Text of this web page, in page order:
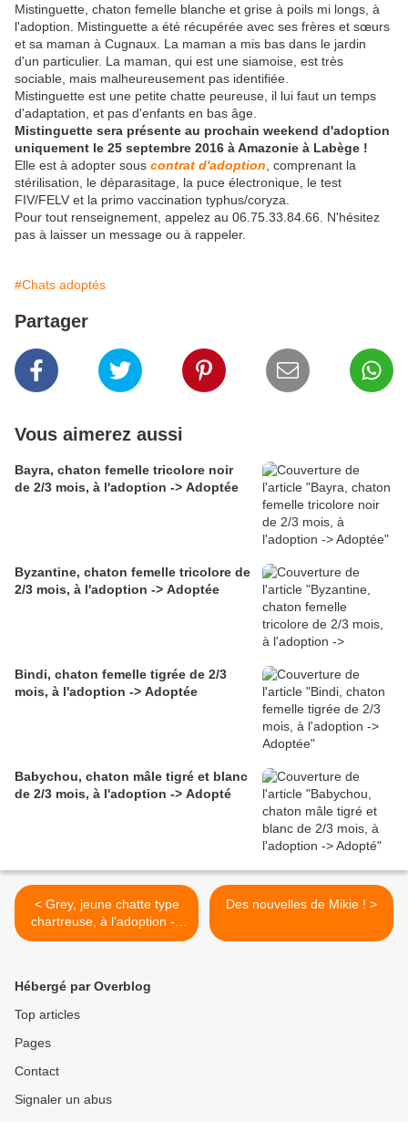
Mistinguette, chaton femelle blanche et grise à poils mi longs, à
l'adoption. Mistinguette a été récupérée avec ses frères et sœurs
et sa maman à Cugnaux. La maman a mis bas dans le jardin
d'un particulier. La maman, qui est une siamoise, est très
sociable, mais malheureusement pas identifiée.
Mistinguette est une petite chatte peureuse, il lui faut un temps
d'adaptation, et pas d'enfants en bas âge.
Mistinguette sera présente au prochain weekend d'adoption
uniquement le 25 septembre 2016 à Amazonie à Labège !
Elle est à adopter sous contrat d'adoption , comprenant la
stérilisation, le déparasitage, la puce électronique, le test
FIV/FELV et la primo vaccination typhus/coryza.
Pour tout renseignement, appelez au 06.75.33.84.66. N'hésitez
pas à laisser un message ou à rappeler.
#Chats adoptés
Partager
Vous aimerez aussi
Bayra, chaton femelle tricolore noir
de 2/3 mois, à l'adoption -> Adoptée
Byzantine, chaton femelle tricolore de
2/3 mois, à l'adoption -> Adoptée
Bindi, chaton femelle tigrée de 2/3
mois, à l'adoption -> Adoptée
Babychou, chaton mâle tigré et blanc
de 2/3 mois, à l'adoption -> Adopté
< Grey, jeune chatte type
chartreuse, à l'adoption ->
adoptée
Des nouvelles de Mikie ! >
Hébergé par Overblog
Top articles
Pages
Contact
Signaler un abus